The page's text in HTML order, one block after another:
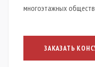
многоэтажных
ЗАКАЗАТЬ